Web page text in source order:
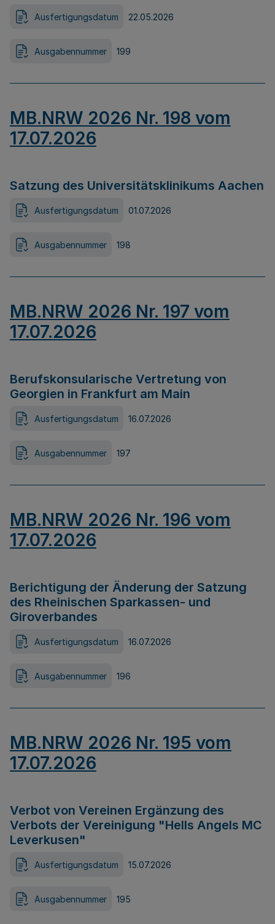
Ausfertigungsdatum 22.05.2026
Ausgabennummer 199
MB.NRW 2026 Nr. 198 vom
17.07.2026
Satzung des Universitätsklinikums Aachen
Ausfertigungsdatum 01.07.2026
Ausgabennummer 198
MB.NRW 2026 Nr. 197 vom
17.07.2026
Berufskonsularische Vertretung von
Georgien in Frankfurt am Main
Ausfertigungsdatum 16.07.2026
Ausgabennummer 197
MB.NRW 2026 Nr. 196 vom
17.07.2026
Berichtigung der Änderung der Satzung
des Rheinischen Sparkassen- und
Giroverbandes
Ausfertigungsdatum 16.07.2026
Ausgabennummer 196
MB.NRW 2026 Nr. 195 vom
17.07.2026
Verbot von Vereinen Ergänzung des
Verbots der Vereinigung "Hells Angels MC
Leverkusen"
Ausfertigungsdatum 15.07.2026
Ausgabennummer 195